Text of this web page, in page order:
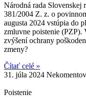
Národná rada Slovenskej
381/2004 Z. z. o
augusta 2024 vstúpia do
zmluvne poistenie (PZP).
zvýšení ochrany
zmeny?
Čítať celé »
31. júla 2024
Poistenie